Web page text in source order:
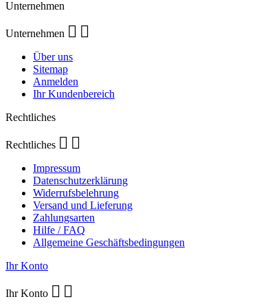
Unternehmen
Unternehmen  
Über uns
Sitemap
Anmelden
Ihr Kundenbereich
Rechtliches
Rechtliches  
Impressum
Datenschutzerklärung
Widerrufsbelehrung
Versand und Lieferung
Zahlungsarten
Hilfe / FAQ
Allgemeine Geschäftsbedingungen
Ihr Konto
Ihr Konto  